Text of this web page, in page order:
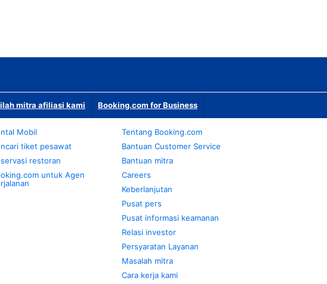
mitra afiliasi kami Booking.com for Business
Mobil
tiket pesawat
restoran
untuk Agen
Tentang Booking.com
Bantuan Customer Service
Bantuan mitra
Careers
Keberlanjutan
Pusat pers
Pusat informasi keamanan
Relasi investor
Persyaratan Layanan
Masalah mitra
Cara kerja kami